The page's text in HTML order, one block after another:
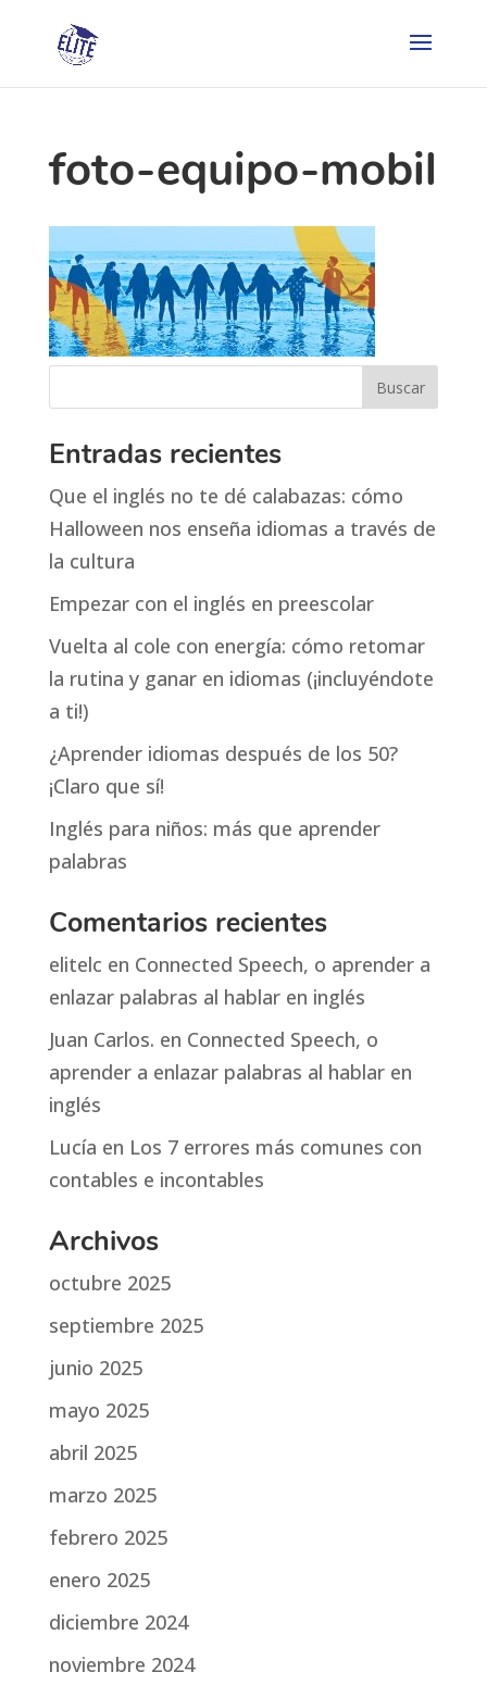
foto-equipo-mobil
Entradas recientes
Que el inglés no te dé calabazas: cómo
Halloween nos enseña idiomas a través de
la cultura
Empezar con el inglés en preescolar
Vuelta al cole con energía: cómo retomar
la rutina y ganar en idiomas (¡incluyéndote
a ti!)
¿Aprender idiomas después de los 50?
¡Claro que sí!
Inglés para niños: más que aprender
palabras
Comentarios recientes
elitelc en Connected Speech, o aprender a
enlazar palabras al hablar en inglés
Juan Carlos. en Connected Speech, o
aprender a enlazar palabras al hablar en
inglés
Lucía en Los 7 errores más comunes con
contables e incontables
Archivos
octubre 2025
septiembre 2025
junio 2025
mayo 2025
abril 2025
marzo 2025
febrero 2025
enero 2025
diciembre 2024
noviembre 2024